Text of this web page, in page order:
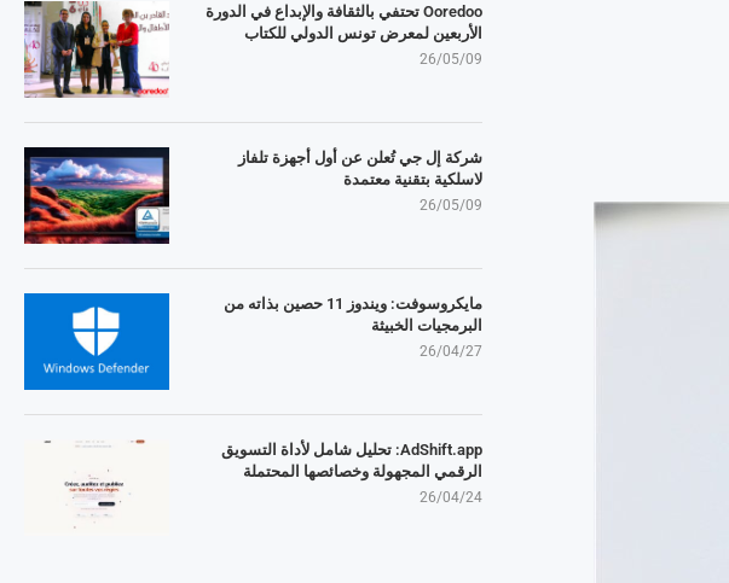
Ooredoo تحتفي بالثقافة والإبداع في الدورة
الأربعين لمعرض تونس الدولي للكتاب
26/05/09
شركة إل جي تُعلن عن أول أجهزة تلفاز
لاسلكية بتقنية معتمدة
26/05/09
مايكروسوفت: ويندوز 11 حصين بذاته من
البرمجيات الخبيثة
26/04/27
AdShift.app: تحليل شامل لأداة التسويق
الرقمي المجهولة وخصائصها المحتملة
26/04/24